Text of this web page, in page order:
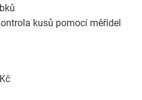
kusů pomocí měřidel